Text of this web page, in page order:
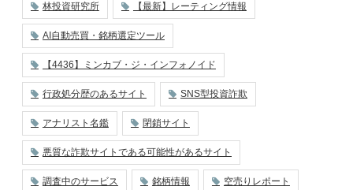
林投資研究所 【最新】レーティング情報
AI自動売買・銘柄選定ツール
【4436】ミンカブ・ジ・インフォノイド
行政処分歴のあるサイト SNS型投資詐欺
アナリスト名鑑 閉鎖サイト
悪質な詐欺サイトである可能性があるサイト
調査中のサービス 銘柄情報 空売りレポート